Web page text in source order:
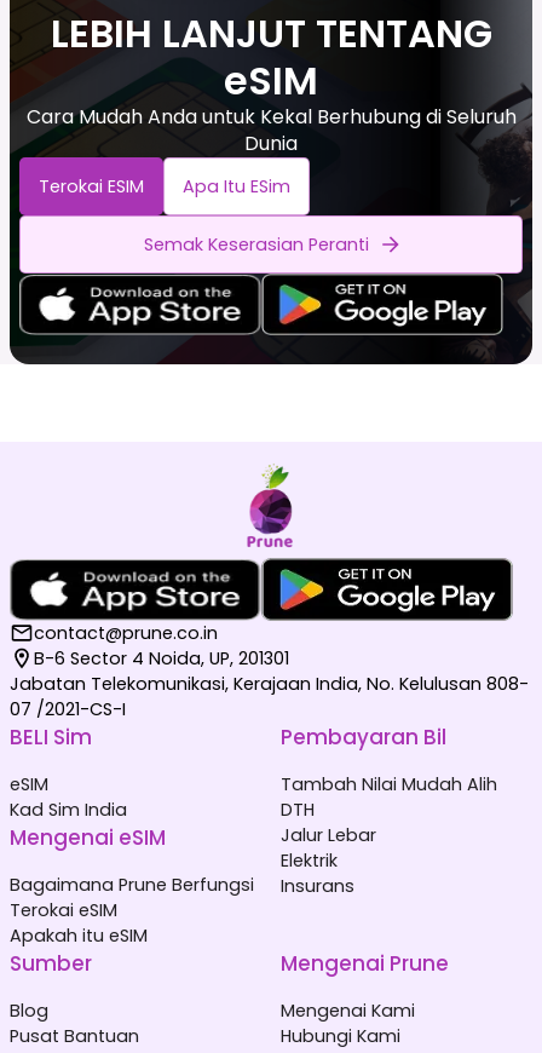
LEBIH LANJUT TENTANG
eSIM
Cara Mudah Anda untuk Kekal Berhubung di Seluruh
Dunia
Terokai ESIM Apa Itu ESim
Semak Keserasian Peranti
contact@prune.co.in
B-6 Sector 4 Noida, UP, 201301
Jabatan Telekomunikasi, Kerajaan India, No. Kelulusan 808-
07 /2021-CS-I
BELI Sim
eSIM
Kad Sim India
Mengenai eSIM
Bagaimana Prune Berfungsi
Terokai eSIM
Apakah itu eSIM
Pembayaran Bil
Tambah Nilai Mudah Alih
DTH
Jalur Lebar
Elektrik
Insurans
Sumber
Blog
Pusat Bantuan
Mengenai Prune
Mengenai Kami
Hubungi Kami